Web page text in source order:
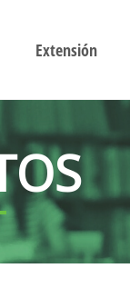
Extensión